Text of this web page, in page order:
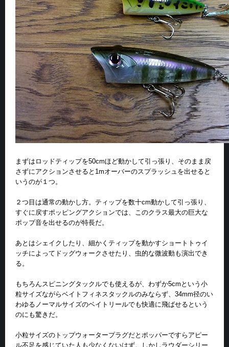
まずはロッドティップを50cmほど動かして引っ張り、そのまま戻
さずにアクションさせると1mオーバーのスプラッシュを出せると
いうのが１つ。
２つ目は通常の動かし方。ティップを数十cm動かして引っ張り、
すぐに戻すポッピングアクションでは、このクラス最大の巨大な
ポップ音を出せるのが特長だ。
あとはシェイクしたり、細かくティップを動かすショートトゥイ
ッチによってドッグウォークさせたり、虫的な微波動も演出でき
る。
もちろんスピニングタックルでも使えるが、わずか5cmという小
粒サイズながらベイトフィネスタックルのみならず、34mm径のい
わゆるノーマルサイズのベイトリールでも快適に飛ばせるという
のにも驚きだ。
小粒サイズのトップウォータープラグだとポッパーですらアピー
ル不足を感じていた人も少なくないはず。しかしラウダーシリー